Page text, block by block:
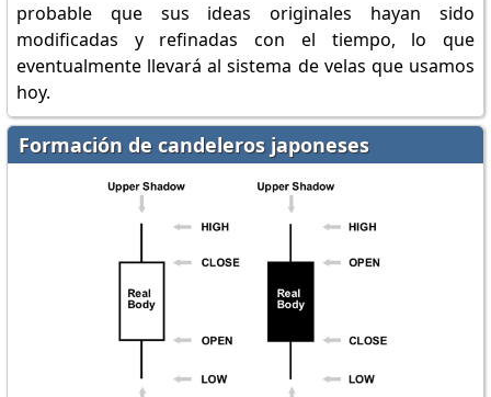
probable que sus ideas originales hayan sido
modificadas y refinadas con el tiempo, lo que
eventualmente llevará al sistema de velas que usamos
hoy.
Formación de candeleros japoneses